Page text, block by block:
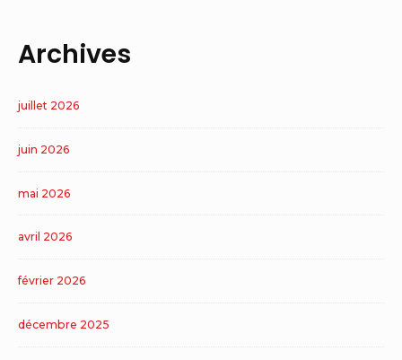
Archives
juillet 2026
juin 2026
mai 2026
avril 2026
février 2026
décembre 2025